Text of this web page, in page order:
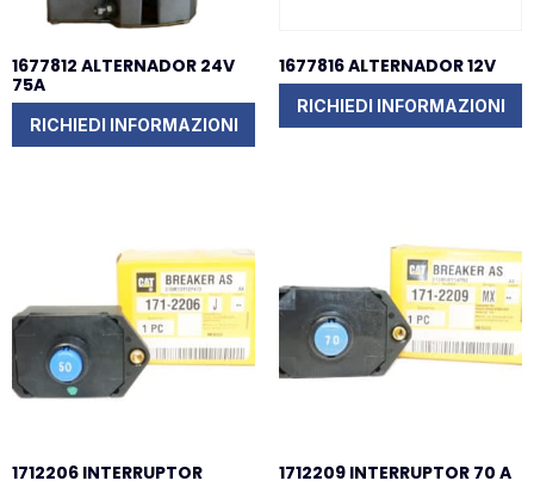
1677812 ALTERNADOR 24V
75A
RICHIEDI INFORMAZIONI
1677816 ALTERNADOR 12V
RICHIEDI INFORMAZIONI
1712206 INTERRUPTOR 1712209 INTERRUPTOR 70 A